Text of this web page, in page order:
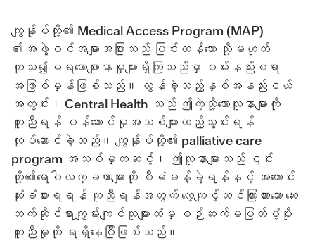
ကျွန်ုပ်တို့၏ Medical Access Program (MAP)
၏အဖွဲ့ဝင်အများအပြားသည် ပြင်းထန်သော သို့မဟုတ်
ကုသ၍မရသောဖျားနာမှုများရှိကြသည်မှာ ဝမ်းနည်းစရာ
အဖြစ်မှန်ဖြစ်သည်။ လွန်ခဲ့သည့်နှစ်အနည်းငယ်
အတွင်း၊ Central Health သည် ဤကဲ့သို့သောလူနာများကို
ကူညီရန် ဝန်ဆောင်မှုအသစ်များထည့်သွင်းရန်
လုပ်ဆောင်ခဲ့သည်။ ကျွန်ုပ်တို့၏ palliative care
program အသစ်မှတဆင့်၊ ဤလူနာများသည် ၎င်း
တို့၏ရောဂါလက္ခဏာများကို စီမံခန့်ခွဲရန်နှင့် အကောင်း
ဆုံးခံစားရရန် ကူညီရန်အတွက် လေ့ကျင့်သင်ကြားထားသော ဆေး
ဘက်ဆိုင်ရာကျွမ်းကျင်သူများထံမှ စဉ်ဆက်မပြတ်ပံ့ပိုး
ကူညီမှုကို ရရှိနေပြီဖြစ်သည်။